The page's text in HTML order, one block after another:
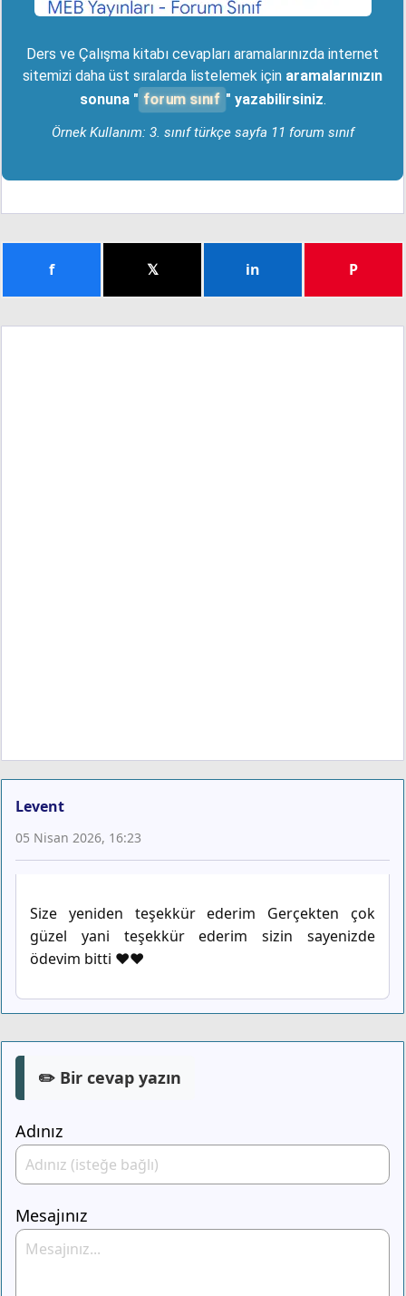
Ders ve Çalışma kitabı cevapları aramalarınızda internet
sitemizi daha üst sıralarda listelemek için aramalarınızın
sonuna " forum sınıf " yazabilirsiniz.
Örnek Kullanım: 3. sınıf türkçe sayfa 11 forum sınıf
f 𝕏 in P
Levent
05 Nisan 2026, 16:23
Size yeniden teşekkür ederim Gerçekten çok
güzel yani teşekkür ederim sizin sayenizde
ödevim bitti ♥️♥️
✏️ Bir cevap yazın
Adınız
Mesajınız